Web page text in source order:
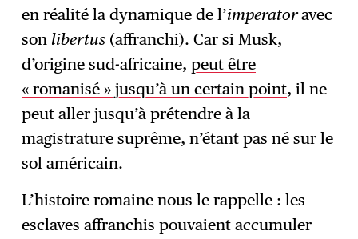
en réalité la dynamique de l’imperatoravec
son libertus (affranchi). Car si Musk,
d’origine sud-africaine,peut être
« romanisé » jusqu’à un certain point, il ne
peut aller jusqu’à prétendre à la
magistrature suprême, n’étant pas né sur le
sol américain.
L’histoire romaine nous le rappelle : les
esclaves affranchis pouvaient accumuler